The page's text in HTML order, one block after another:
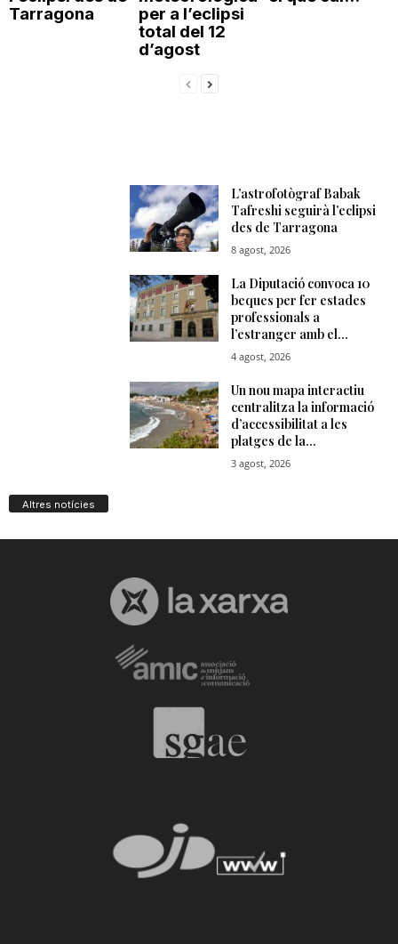
Tarragona
per a l’eclipsi
total del 12
d’agost
Altres notícies